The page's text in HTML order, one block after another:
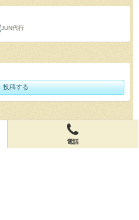
電話
投稿する